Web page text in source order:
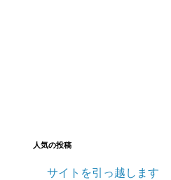
人気の投稿
サイトを引っ越します